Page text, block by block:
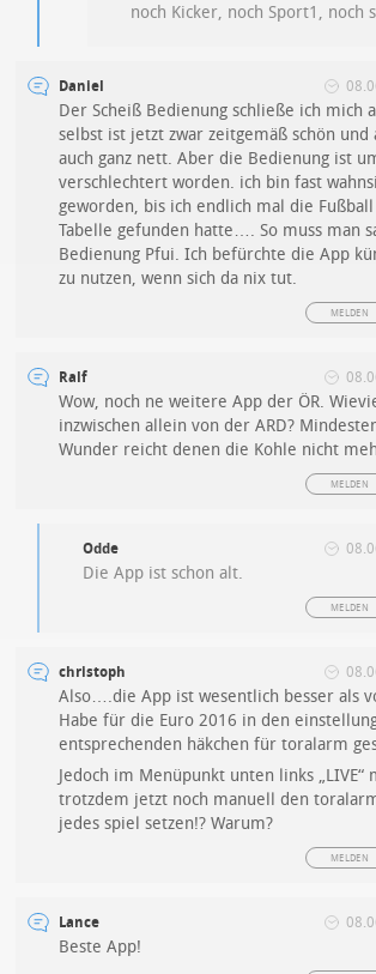
noch Kicker, noch Sport1, noch
Daniel
Der Scheiß Bedienung schließe ich mich
selbst ist jetzt zwar zeitgemäß schön und
auch ganz nett. Aber die Bedienung ist
verschlechtert worden. ich bin fast
geworden, bis ich endlich mal die
Tabelle gefunden hatte…. So muss man
Bedienung Pfui. Ich befürchte die App
zu nutzen, wenn sich da nix tut.
MELDEN
Ralf
Wow, noch ne weitere App der ÖR.
inzwischen allein von der ARD?
Wunder reicht denen die Kohle nicht
MELDEN
Odde
Die App ist schon alt.
MELDEN
christoph
Also….die App ist wesentlich besser als
Habe für die Euro 2016 in den
entsprechenden häkchen für toralarm
Jedoch im Menüpunkt unten links „LIVE“
trotzdem jetzt noch manuell den
jedes spiel setzen!? Warum?
MELDEN
Lance
Beste App!